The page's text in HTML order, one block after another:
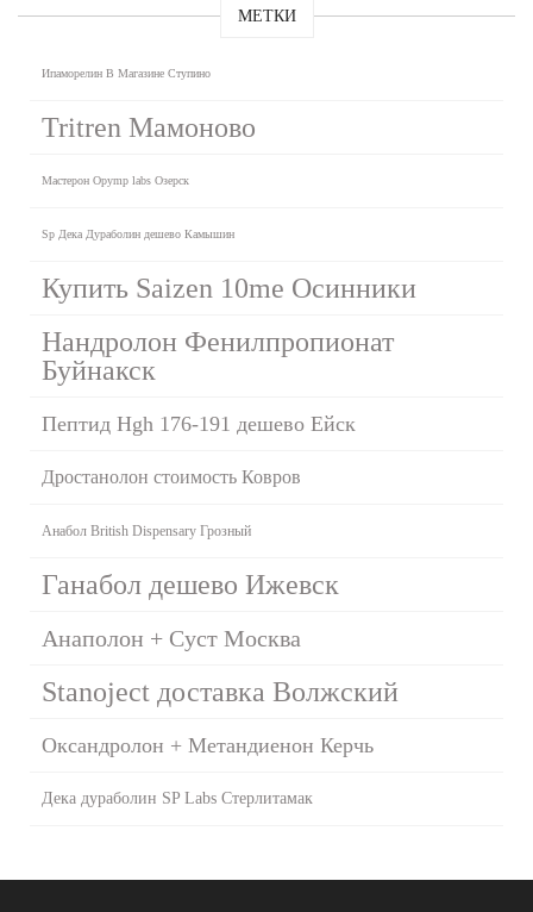
МЕТКИ
Ипаморелин В Магазине Ступино
Tritren Мамоново
Мастерон Opymp labs Озерск
Sp Дека Дураболин дешево Камышин
Купить Saizen 10me Осинники
Нандролон Фенилпропионат
Буйнакск
Пептид Hgh 176-191 дешево Ейск
Дростанолон стоимость Ковров
Анабол British Dispensary Грозный
Ганабол дешево Ижевск
Анаполон + Суст Москва
Stanoject доставка Волжский
Оксандролон + Метандиенон Керчь
Дека дураболин SP Labs Стерлитамак